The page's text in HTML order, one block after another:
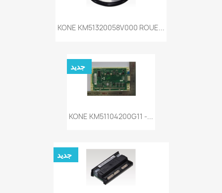
KONE KM51320058V000 ROUE...
KONE KM51104200G11 -...
جديد
جديد